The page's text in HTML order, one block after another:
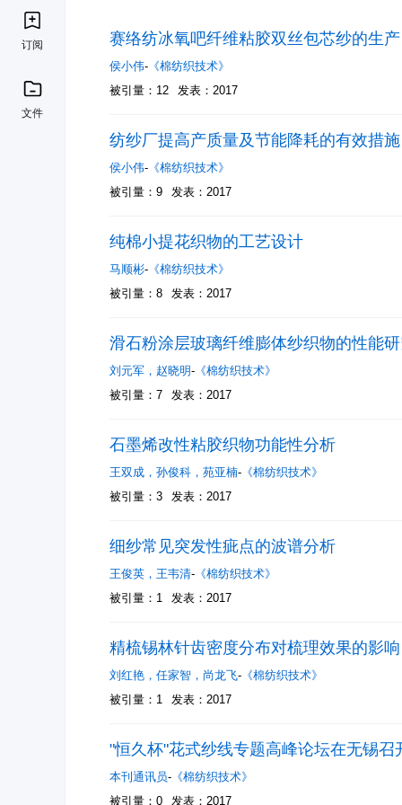
订阅
文件
赛络纺冰氧吧纤维粘胶双丝包芯纱的生产
侯小伟- 《棉纺织技术》
被引量：12
发表：2017
纺纱厂提高产质量及节能降耗的有效措施
侯小伟- 《棉纺织技术》
被引量：9
发表：2017
纯棉小提花织物的工艺设计
马顺彬- 《棉纺织技术》
被引量：8
发表：2017
滑石粉涂层玻璃纤维膨体纱织物的性能
刘元军 ， 赵晓明- 《棉纺织技术》
被引量：7
发表：2017
石墨烯改性粘胶织物功能性分析
王双成 ， 孙俊科 ， 苑亚楠- 《棉纺织技术》
被引量：3
发表：2017
细纱常见突发性疵点的波谱分析
王俊英 ， 王韦清- 《棉纺织技术》
被引量：1
发表：2017
精梳锡林针齿密度分布对梳理效果的影响
刘红艳 ， 任家智 ， 尚龙飞- 《棉纺织技术》
被引量：1
发表：2017
"恒久杯"花式纱线专题高峰论坛在无锡召
本刊通讯员- 《棉纺织技术》
被引量：0
发表：2017